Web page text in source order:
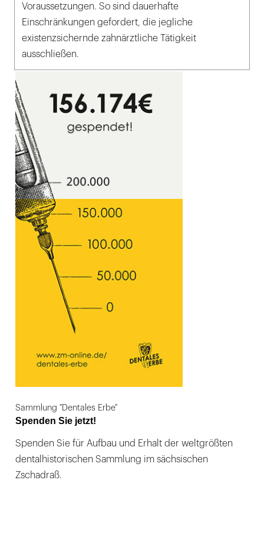
Voraussetzungen. So sind dauerhafte
Einschränkungen gefordert, die jegliche
existenzsichernde zahnärztliche Tätigkeit
ausschließen.
Sammlung "Dentales Erbe"
Spenden Sie jetzt!
Spenden Sie für Aufbau und Erhalt der weltgrößten
dentalhistorischen Sammlung im sächsischen
Zschadraß.